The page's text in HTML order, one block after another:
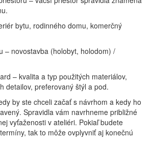
bytu, rodinného domu, komerčný
– novostavba (holobyt, holodom) /
– kvalita a typ použitých materiálov,
detailov, preferovaný štýl a pod.
by ste chceli začať s návrhom a kedy ho
Spravidla vám navrhneme približné
vyťaženosti v ateliéri. Pokiaľ budete
tak to môže ovplyvniť aj konečnú